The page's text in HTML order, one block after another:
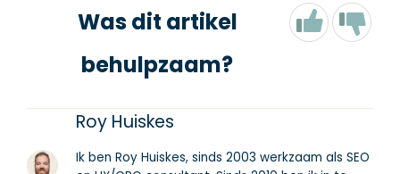
Was dit artikel
behulpzaam?
Roy Huiskes
Ik ben Roy Huiskes, sinds 2003 werkzaam als SEO